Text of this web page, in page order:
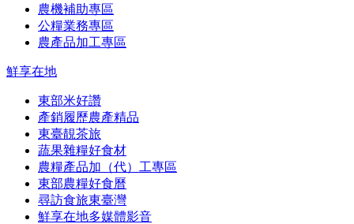
農機補助專區
公糧業務專區
農產品加工專區
鮮享在地
東部米好讚
產銷履歷農產精品
東臺靚茶旅
蔬果雜糧好食材
農糧產品加（代）工專區
東部農糧好食曆
尋訪食旅東臺灣
鮮享在地多媒體影音